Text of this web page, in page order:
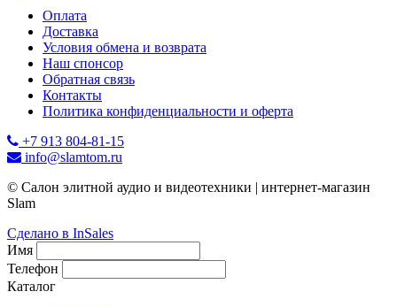
Оплата
Доставка
Условия обмена и возврата
Наш спонсор
Обратная связь
Контакты
Политика конфиденциальности и оферта
+7 913 804-81-15
info@slamtom.ru
© Салон элитной аудио и видеотехники | интернет-магазин
Slam
Сделано в InSales
Имя
Телефон
Каталог